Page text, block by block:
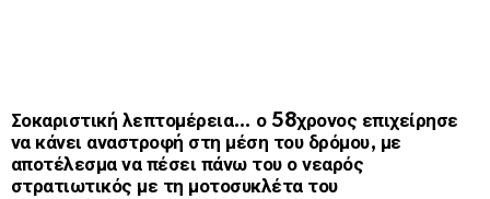
Σοκαριστική λεπτομέρεια… ο 58χρονος επιχείρησε
να κάνει αναστροφή στη μέση του δρόμου, με
αποτέλεσμα να πέσει πάνω του ο νεαρός
στρατιωτικός με τη μοτοσυκλέτα του